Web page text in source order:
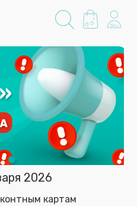
2026
картам